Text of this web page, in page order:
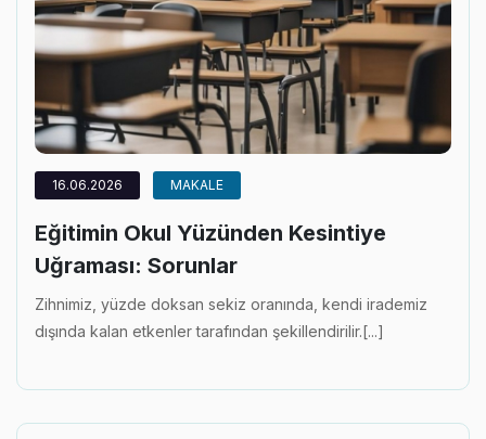
16.06.2026 MAKALE
Eğitimin Okul Yüzünden Kesintiye
Uğraması: Sorunlar
Zihnimiz, yüzde doksan sekiz oranında, kendi irademiz
dışında kalan etkenler tarafından şekillendirilir.[...]